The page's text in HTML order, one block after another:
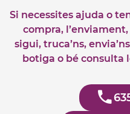
Si necessites ajuda o
compra,
sigui, truca’ns,
botiga o bé consulta